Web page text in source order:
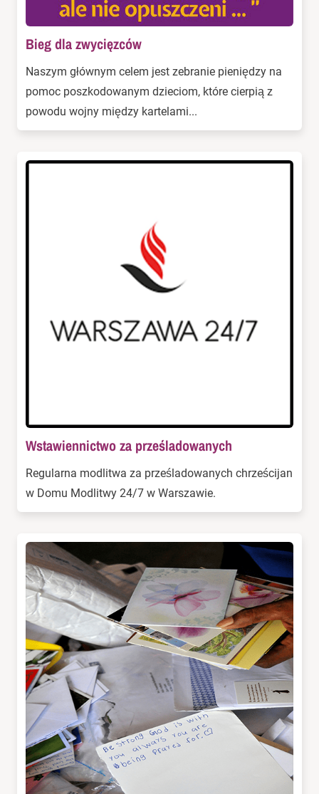
Bieg dla zwycięzców
Naszym głównym celem jest zebranie pieniędzy na
pomoc poszkodowanym dzieciom, które cierpią z
powodu wojny między kartelami...
Wstawiennictwo za prześladowanych
Regularna modlitwa za prześladowanych chrześcijan
w Domu Modlitwy 24/7 w Warszawie.